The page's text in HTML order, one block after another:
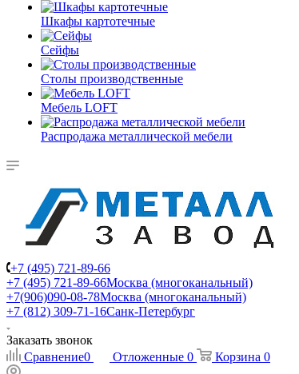
Шкафы картотечные
Сейфы
Столы производственные
Мебель LOFT
Распродажа металлической мебели
+7 (495) 721-89-66
+7 (495) 721-89-66Москва (многоканальный)
+7(906)090-08-78Москва (многоканальный)
+7 (812) 309-71-16Санк-Петербург
Заказать звонок
Сравнение0 Отложенные 0 Корзина 0